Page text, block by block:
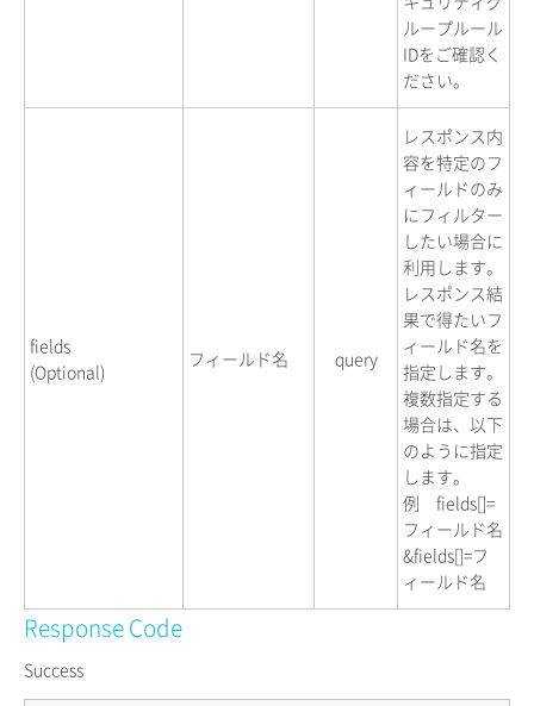
ループルール
IDをご確認く
ださい。
fields
(Optional)
フィールド名 query
レスポンス内
容を特定のフ
ィールドのみ
にフィルター
したい場合に
利用します。
レスポンス結
果で得たいフ
ィールド名を
指定します。
複数指定する
場合は、以下
のように指定
します。
例 fields[]=
フィールド名
&fields[]=フ
ィールド名
Response Code
Success